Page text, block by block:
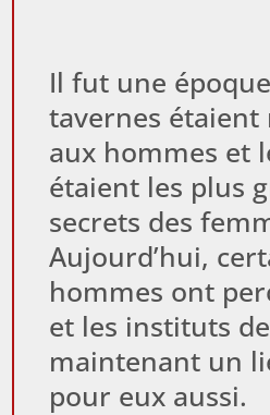
Il fut une
tavernes étaient
aux hommes et
étaient les plus
secrets des
Aujourd’hui,
hommes ont
et les instituts
maintenant un
pour eux aussi.